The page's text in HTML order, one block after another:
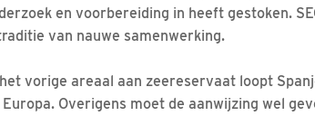
en voorbereiding in heeft gestoken.
van nauwe samenwerking.
vorige areaal aan zeereservaat loopt
Overigens moet de aanwijzing wel